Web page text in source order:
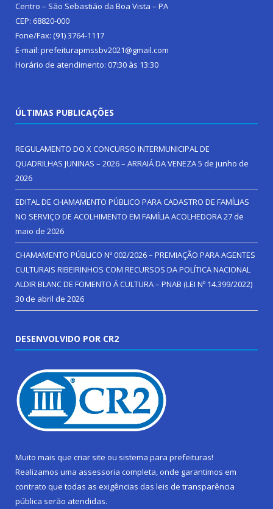
Centro – São Sebastião da Boa Vista – PA
CEP: 68820-000
Fone/Fax: (91) 3764-1117
E-mail: prefeiturapmssbv2021@gmail.com
Horário de atendimento: 07:30 às 13:30
ÚLTIMAS PUBLICAÇÕES
REGULAMENTO DO X CONCURSO INTERMUNICIPAL DE
QUADRILHAS JUNINAS – 2026 – ARRAIÁ DA VENEZA5 de junho de
2026
EDITAL DE CHAMAMENTO PÚBLICO PARA CADASTRO DE FAMÍLIAS
NO SERVIÇO DE ACOLHIMENTO EM FAMÍLIA ACOLHEDORA27 de
maio de 2026
CHAMAMENTO PÚBLICO Nº 002/2026 – PREMIAÇÃO PARA AGENTES
CULTURAIS RIBEIRINHOS COM RECURSOS DA POLÍTICA NACIONAL
ALDIR BLANC DE FOMENTO Á CULTURA – PNAB (LEI Nº 14.399/2022)
30 de abril de 2026
DESENVOLVIDO POR CR2
Muito mais que criar site ou sistema para prefeituras!
Realizamos uma assessoria completa, onde garantimos em
contrato que todas as exigências das leis de transparência
pública serão atendidas.